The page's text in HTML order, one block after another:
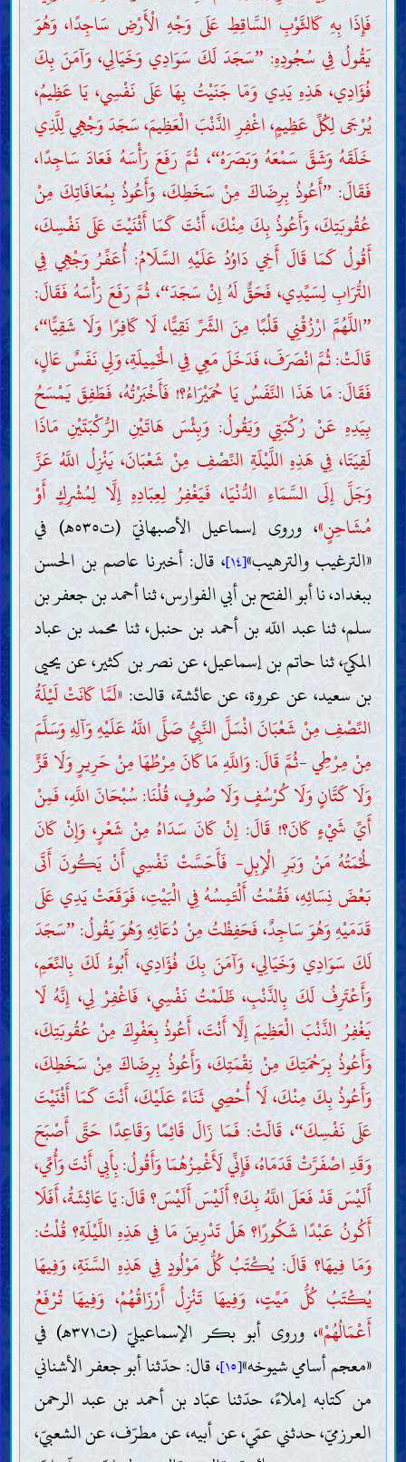
فَإِذَا بِهِ كَالثَّوْبِ السَّاقِطِ عَلَى وَجْهِ الْأَرْضِ سَاجِدًا، وَهُوَ
يَقُولُ فِي سُجُودِهِ: ”سَجَدَ لَكَ سَوَادِي وَخَيَالِي، وَآمَنَ بِكَ
فُؤَادِي، هَذِهِ يَدِي وَمَا جَنَيْتُ بِهَا عَلَى نَفْسِي، يَا عَظِيمُ،
يُرْجَى لِكُلِّ عَظِيمٍ، اغْفِرِ الذَّنْبَ الْعَظِيمَ، سَجَدَ وَجْهِي لِلَّذِي
خَلَقَهُ وَشَقَّ سَمْعَهُ وَبَصَرَهُ“، ثُمَّ رَفَعَ رَأْسَهُ فَعَادَ سَاجِدًا،
فَقَالَ: ”أَعُوذُ بِرِضَاكَ مِنْ سَخَطِكَ، وَأَعُوذُ بِمُعَافَاتِكَ مِنْ
عُقُوبَتِكَ، وَأَعُوذُ بِكَ مِنْكَ، أَنْتَ كَمَا أَثْنَيْتَ عَلَى نَفْسِكَ،
أَقُولُ كَمَا قَالَ أَخِي دَاوُدُ عَلَيْهِ السَّلَامُ: أُعَفِّرُ وَجْهِي فِي
التُّرَابِ لِسَيِّدِي، فَحَقٌّ لَهُ إِنْ سَجَدَ“، ثُمَّ رَفَعَ رَأْسَهُ فَقَالَ:
”اللَّهُمَّ ارْزُقْنِي قَلْبًا مِنَ الشَّرِّ نَقِيًّا، لَا كَافِرًا وَلَا شَقِيًّا“،
قَالَتْ: ثُمَّ انْصَرَفَ، فَدَخَلَ مَعِي فِي الْخَمِيلَةِ، وَلِي نَفَسٌ عَالٍ،
فَقَالَ: مَا هَذَا النَّفَسُ يَا حُمَيْرَاءُ؟! فَأَخْبَرْتُهُ، فَطَفِقَ يَمْسَحُ
بِيَدِهِ عَنْ رُكْبَتِي وَيَقُولُ: وَبِئْسَ هَاتَيْنِ الرُّكْبَتَيْنِ مَاذَا
لَقِيَتَا، فِي هَذِهِ اللَّيْلَةِ النِّصْفِ مِنْ شَعْبَانَ، يَنْزِلُ اللَّهُ عَزَّ
وَجَلَّ إِلَى السَّمَاءِ الدُّنْيَا، فَيَغْفِرُ لِعِبَادِهِ إِلَّا لِمُشْرِكٍ أَوْ
مُشَاحِنٍ»
، وروى إسماعيل الأصبهانيّ (ت٥٣٥هـ) في
«الترغيب والترهيب»[١٤] ، قال: أخبرنا عاصم بن الحسن
ببغداد، نا أبو الفتح بن أبي الفوارس، ثنا أحمد بن جعفر بن
سلم، ثنا عبد اللّه بن أحمد بن حنبل، ثنا محمد بن عباد
المكيّ، ثنا حاتم بن إسماعيل، عن نصر بن كثير، عن يحيى
بن سعيد، عن عروة، عن عائشة، قالت: «لَمَّا كَانَتْ لَيْلَةُ
النِّصْفِ مِنْ شَعْبَانَ انْسَلَّ النَّبِيُّ صَلَّى اللَّهُ عَلَيْهِ وَآلِهِ وَسَلَّمَ
مِنْ مِرْطِي -ثُمَّ قَالَ: وَاللَّهِ مَا كَانَ مِرْطُهَا مِنْ حَرِيرٍ وَلَا قَزٍّ
وَلَا كَتَّانٍ وَلَا كُرْسُفٍ وَلَا صُوفٍ، قُلْنَا: سُبْحَانَ اللَّهِ، فَمِنْ
أَيِّ شَيْءٍ كَانَ؟! قَالَ: إِنْ كَانَ سَدَاهُ مِنْ شَعْرٍ، وَإِنْ كَانَ
لُحْمَتُهُ مَنْ وَبَرِ الْإِبِلِ- فَأَحَسَّتْ نَفْسِي أَنْ يَكُونَ أَتَى
بَعْضَ نِسَائِهِ، فَقُمْتُ أَلْتَمِسُهُ فِي الْبَيْتِ، فَوَقَعَتْ يَدِي عَلَى
قَدَمَيْهِ وَهُوَ سَاجِدٌ، فَحَفِظْتُ مِنْ دُعَائِهِ وَهُوَ يَقُولُ: ”سَجَدَ
لَكَ سَوَادِي وَخَيَالِي، وَآمَنَ بِكَ فُؤَادِي، أَبُوءُ لَكَ بِالنِّعَمِ،
وَأَعْتَرِفُ لَكَ بِالذَّنْبِ، ظَلَمْتُ نَفْسِي، فَاغْفِرْ لِي، إِنَّهُ لَا
يَغْفِرُ الذَّنْبَ الْعَظِيمَ إِلَّا أَنْتَ، أَعُوذُ بِعَفْوِكَ مِنْ عُقُوبَتِكَ،
وَأَعُوذُ بِرَحْمَتِكَ مِنْ نِقْمَتِكَ، وَأَعُوذُ بِرِضَاكَ مِنْ سَخَطِكَ،
وَأَعُوذُ بِكَ مِنْكَ، لَا أُحْصِي ثَنَاءً عَلَيْكَ، أَنْتَ كَمَا أَثْنَيْتَ
عَلَى نَفْسِكَ“، قَالَتْ: فَمَا زَالَ قَائِمًا وَقَاعِدًا حَتَّى أَصْبَحَ
وَقَدِ اصْفَرَّتْ قَدَمَاهُ، فَإِنِّي لَأَغْمِزُهُمَا وَأَقُولُ: بِأَبِي أَنْتَ وَأُمِّي،
أَلَيْسَ قَدْ فَعَلَ اللَّهُ بِكَ؟ أَلَيْسَ أَلَيْسَ؟ قَالَ: يَا عَائِشَةُ، أَفَلَا
أَكُونُ عَبْدًا شَكُورًا؟ هَلْ تَدْرِينَ مَا فِي هَذِهِ اللَّيْلَةِ؟ قُلْتُ:
وَمَا فِيهَا؟ قَالَ: يُكْتَبُ كُلُّ مَوْلُودٍ فِي هَذِهِ السَّنَةِ، وَفِيهَا
يُكْتَبُ كُلُّ مَيِّتٍ، وَفِيهَا تَنْزِلُ أَرْزَاقُهُمْ، وَفِيهَا تُرْفَعُ
أَعْمَالُهُمْ»
، وروى أبو بكر الإسماعيليّ (ت٣٧١هـ) في
«معجم أسامي شيوخه»[١٥]
، قال: حدّثنا أبو جعفر الأشناني
من كتابه إملاءً، حدّثنا عبّاد بن أحمد بن عبد الرحمن
العرزميّ، حدثني عمّي، عن أبيه، عن مطرّف، عن الشعبيّ،